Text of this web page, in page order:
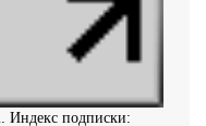
Индекс подписки: